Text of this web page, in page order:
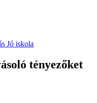
Jó iskola
tényezőket